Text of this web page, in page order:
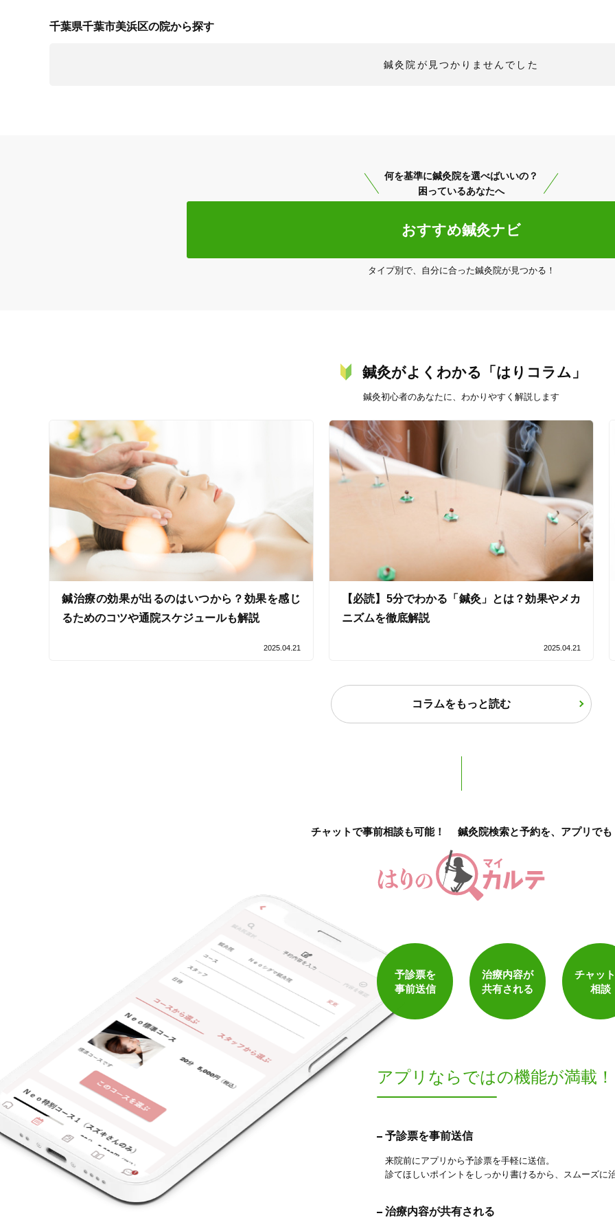
0433020021
千葉県千葉市美浜区の院から探す
鍼灸院が見つかりませんでした
何を基準に鍼灸院を選べばいいの？
困っているあなたへ
おすすめ鍼灸ナビ
タイプ別で、自分に合った鍼灸院が見つかる！
鍼灸がよくわかる「はりコラム」
鍼灸初心者のあなたに、わかりやすく解説します
鍼治療の効果が出るのはいつから？効果を感じ
るためのコツや通院スケジュールも解説
2025.04.21
【必読】5分でわかる「鍼灸」とは？効果やメカ
ニズムを徹底解説
2025.04.21
コラムをもっと読む
チャットで事前相談も可能！ 鍼灸院検索と予約を、アプリでも
予診票を
事前送信
治療内容が
共有される
チャッ
相談
アプリならではの機能が満載！
予診票を事前送信
来院前にアプリから予診票を手軽に送信。
診てほしいポイントをしっかり書けるから、スムーズに
治療内容が共有される